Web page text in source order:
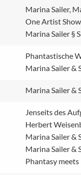
Marina Sailer,
One Artist
Marina Sailer §
Phantastische
Marina Sailer &
Marina Sailer &
Jenseits des
Herbert
Marina Sailer &
Marina Sailer &
Phantasy